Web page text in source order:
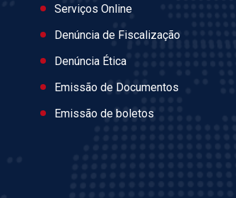
Serviços Online
Denúncia de Fiscalização
Denúncia Ética
Emissão de Documentos
Emissão de boletos